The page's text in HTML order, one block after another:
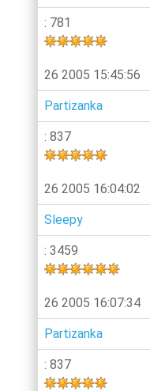
: 781
26 2005 15:45:56
Partizanka
: 837
26 2005 16:04:02
Sleepy
: 3459
26 2005 16:07:34
Partizanka
: 837